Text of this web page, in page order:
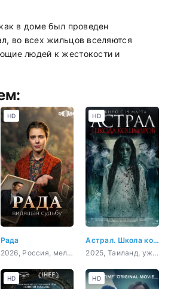
в доме был проведен
во всех жильцов вселяются
людей к жестокости и
Рада
2026, Россия, мелодрама, детектив, криминал
HD
Астрал. Школа кошмаров
2025, Таиланд, ужасы
HD
HD HD